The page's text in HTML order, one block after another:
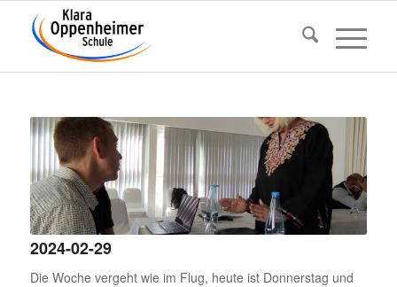
2024-02-29
Die Woche vergeht wie im Flug, heute ist Donnerstag und